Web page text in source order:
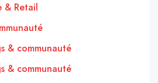
& Retail
& communauté
& communauté